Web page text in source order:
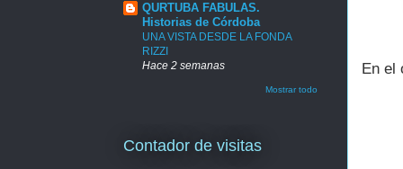
En el
QURTUBA FABULAS.
Historias de Córdoba
UNA VISTA DESDE LA FONDA
RIZZI
Hace 2 semanas
Mostrar todo
Contador de visitas